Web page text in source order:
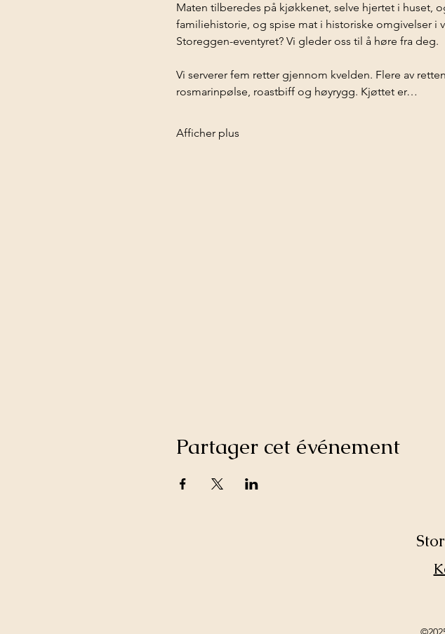
Maten tilberedes på kjøkkenet, selve hjertet i huset,
familiehistorie, og spise mat i historiske omgivelser i
Storeggen-eventyret? Vi gleder oss til å høre fra deg.
Vi serverer fem retter gjennom kvelden. Flere av
rosmarinpølse, roastbiff og høyrygg. Kjøttet er…
Afficher plus
Partager cet événement